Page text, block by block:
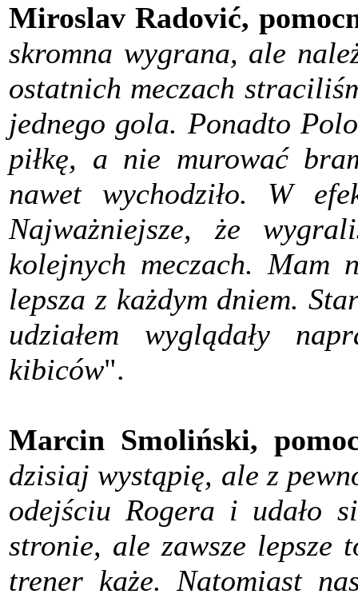
Miroslav Radović,
skromna wygrana, ale
ostatnich meczach
jednego gola. Ponadto
piłkę, a nie murować
nawet wychodziło. W
Najważniejsze, że
kolejnych meczach. Mam
lepsza z każdym dniem.
udziałem wyglądały
kibiców".
Marcin Smoliński,
dzisiaj wystąpię, ale z
odejściu Rogera i udało
stronie, ale zawsze lepsze
trener każe. Natomiast